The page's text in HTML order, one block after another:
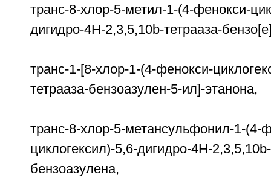
транс-8-хлор-5-метил-1-(4-фенокси-
дигидро-4H-2,3,5,10b-тетрааза-
транс-1-[8-хлор-1-(4-фенокси-
тетрааза-бензоазулен-5-ил]-этанона,
транс-8-хлор-5-метансульфонил-1-(4-
циклогексил)-5,6-дигидро-4H-
бензоазулена,